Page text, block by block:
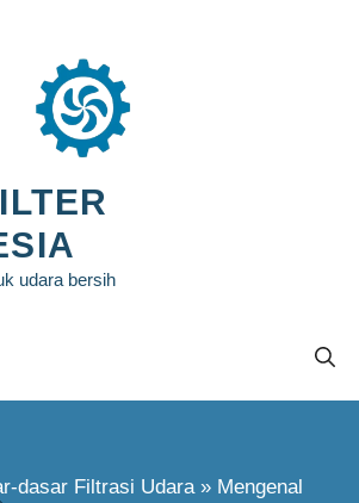
udara bersih
dasar Filtrasi Udara» Mengenal